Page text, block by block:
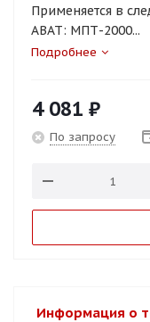
Применяется в
ABAT: МПТ-2000...
Подробнее
4 081 ₽
По запросу
Информация о